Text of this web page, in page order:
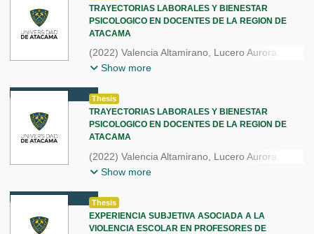
mujeres, generando diversas vivencias
subjetivas relacionadas con la interacción entre
la maternidad y su vida profesional. Las
participantes expresaron experiencias variadas
que reflejan tanto los beneficios como las
maternidad.
Jorquera Gutierrez, Ricardo
Tesis
TRAYECTORIAS LABORALES Y BIENESTAR
PSICOLOGICO EN DOCENTES DE LA REGION DE
ATACAMA
(2022) Valencia Altamirano, Lucero Aurora
Valenzuela Jaime, Karla Maria
Jorquera Gutierrez, Ricardo
Show more
Tesis
Thesis
TRAYECTORIAS LABORALES Y BIENESTAR
PSICOLOGICO EN DOCENTES DE LA REGION DE
ATACAMA
(2022) Valencia Altamirano, Lucero Aurora
Valenzuela Jaime, Karla Maria
Jorquera Gutierrez, Ricardo
Show more
Thesis
EXPERIENCIA SUBJETIVA ASOCIADA A LA
VIOLENCIA ESCOLAR EN PROFESORES DE